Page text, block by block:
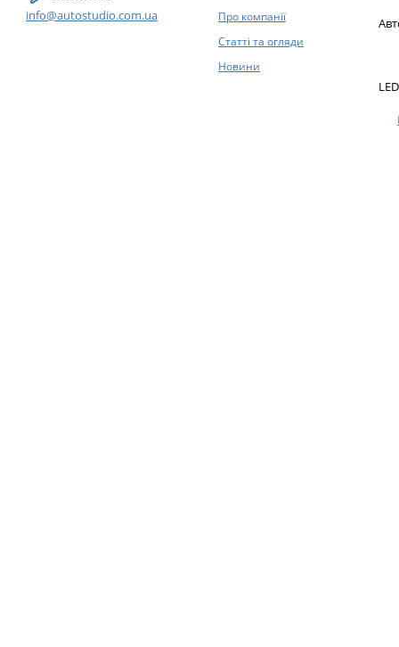
info@autostudio.com.ua
Про компанії
Статті та огляди
Новини